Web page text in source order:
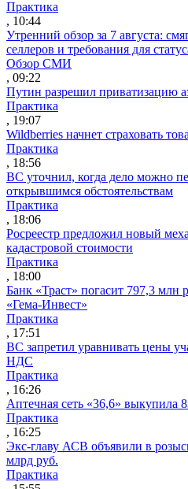
Практика
, 10:44
Утренний обзор за 7 августа:
селлеров и требования для
Обзор СМИ
, 09:22
Путин разрешил приватизацию
Практика
, 19:07
Wildberries начнет страховать
Практика
, 18:56
ВС уточнил, когда дело можно
открывшимся обстоятельствам
Практика
, 18:06
Росреестр предложил новый
кадастровой стоимости
Практика
, 18:00
Банк «Траст» погасит 797,3 млн
«Гема-Инвест»
Практика
, 17:51
ВС запретил уравнивать цены
НДС
Практика
, 16:26
Аптечная сеть «36,6» выкупила
Практика
, 16:25
Экс-главу АСВ объявили в
млрд руб.
Практика